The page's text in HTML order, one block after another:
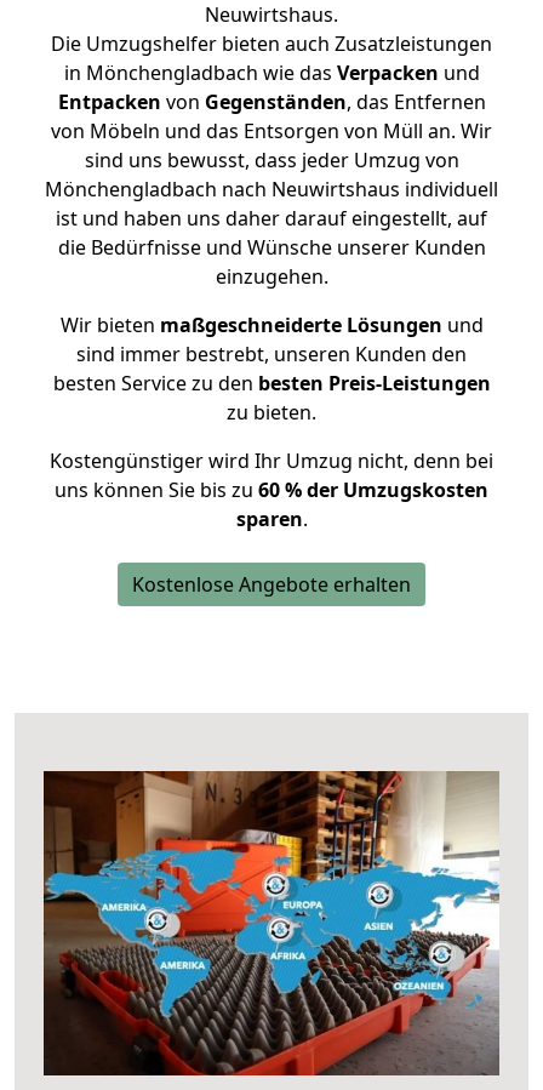
Neuwirtshaus.
Die Umzugshelfer bieten auch Zusatzleistungen
in Mönchengladbach wie das Verpacken und
Entpacken von Gegenständen, das Entfernen
von Möbeln und das Entsorgen von Müll an. Wir
sind uns bewusst, dass jeder Umzug von
Mönchengladbach nach Neuwirtshaus individuell
ist und haben uns daher darauf eingestellt, auf
die Bedürfnisse und Wünsche unserer Kunden
einzugehen.
Wir bieten maßgeschneiderte Lösungen und
sind immer bestrebt, unseren Kunden den
besten Service zu den besten Preis-Leistungen
zu bieten.
Kostengünstiger wird Ihr Umzug nicht, denn bei
uns können Sie bis zu 60 % der Umzugskosten
sparen.
Kostenlose Angebote erhalten